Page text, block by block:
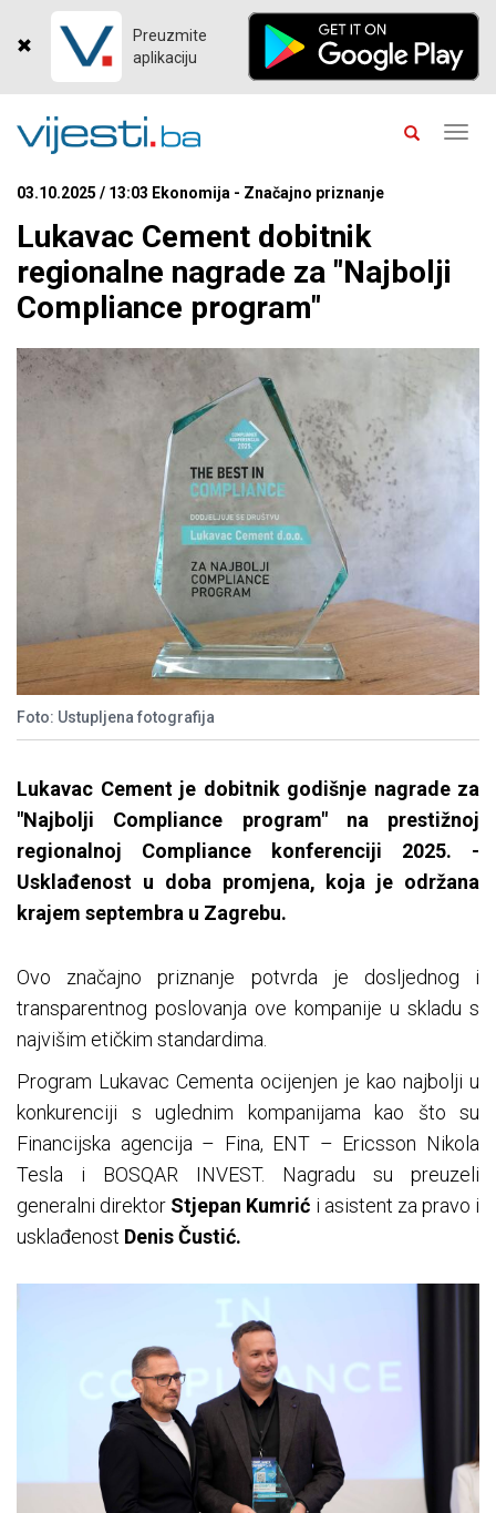
Preuzmite
aplikaciju
03.10.2025 / 13:03 Ekonomija - Značajno priznanje
Lukavac Cement dobitnik
regionalne nagrade za "Najbolji
Compliance program"
Foto: Ustupljena fotografija
Lukavac Cement je dobitnik godišnje nagrade za
"Najbolji Compliance program" na prestižnoj
regionalnoj Compliance konferenciji 2025. -
Usklađenost u doba promjena, koja je održana
krajem septembra u Zagrebu.
Ovo značajno priznanje potvrda je dosljednog i
transparentnog poslovanja ove kompanije u skladu s
najvišim etičkim standardima.
Program Lukavac Cementa ocijenjen je kao najbolji u
konkurenciji s uglednim kompanijama kao što su
Financijska agencija – Fina, ENT – Ericsson Nikola
Tesla i BOSQAR INVEST. Nagradu su preuzeli
generalni direktor Stjepan Kumrić i asistent za pravo i
usklađenost Denis Čustić.